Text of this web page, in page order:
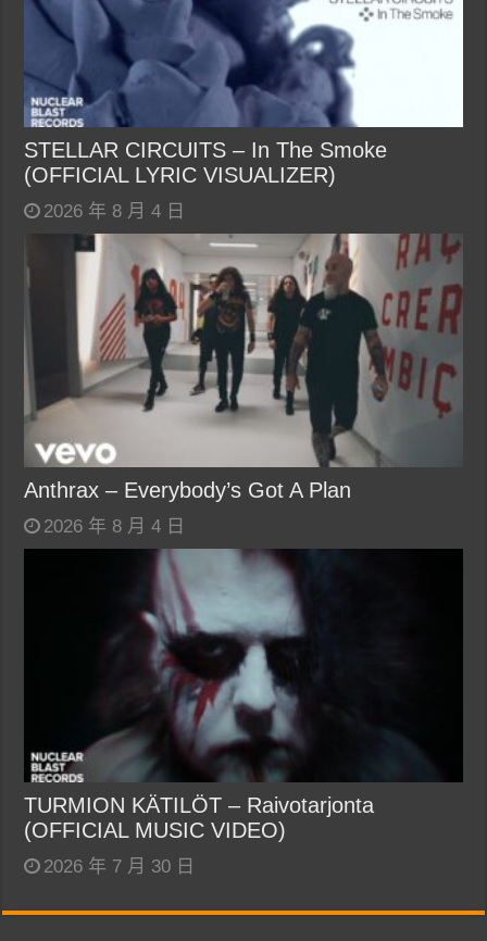
STELLAR CIRCUITS – In The Smoke
(OFFICIAL LYRIC VISUALIZER)
2026 年 8 月 4 日
Anthrax – Everybody’s Got A Plan
2026 年 8 月 4 日
TURMION KÄTILÖT – Raivotarjonta
(OFFICIAL MUSIC VIDEO)
2026 年 7 月 30 日